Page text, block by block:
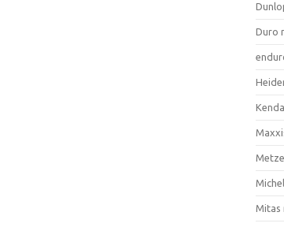
Duro
Mitas